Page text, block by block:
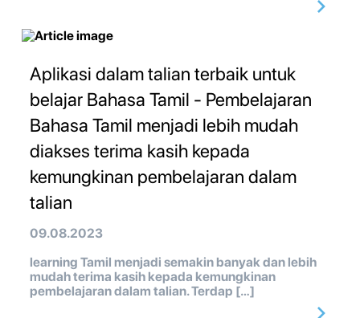
Aplikasi dalam talian terbaik untuk
belajar Bahasa Tamil - Pembelajaran
Bahasa Tamil menjadi lebih mudah
diakses terima kasih kepada
kemungkinan pembelajaran dalam
talian
09.08.2023
learning Tamil menjadi semakin banyak dan lebih
mudah terima kasih kepada kemungkinan
pembelajaran dalam talian. Terdap […]